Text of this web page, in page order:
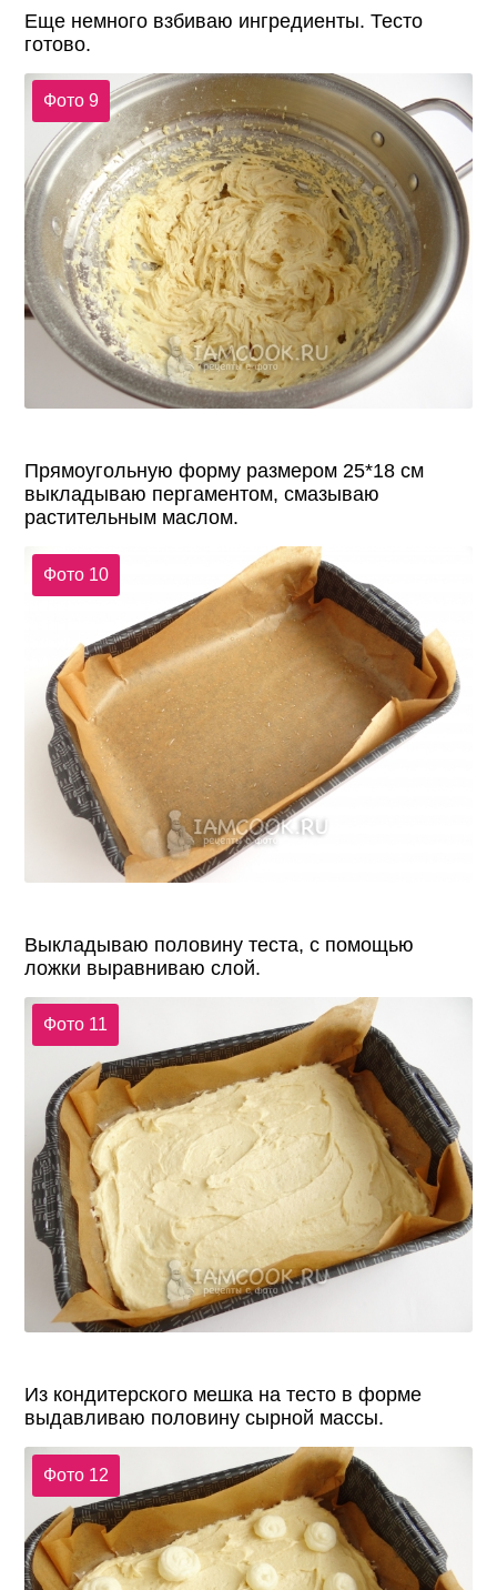
Еще немного взбиваю ингредиенты. Тесто
готово.
Фото 9
Прямоугольную форму размером 25*18 см
выкладываю пергаментом, смазываю
растительным маслом.
Фото 10
Выкладываю половину теста, с помощью
ложки выравниваю слой.
Фото 11
Из кондитерского мешка на тесто в форме
выдавливаю половину сырной массы.
Фото 12